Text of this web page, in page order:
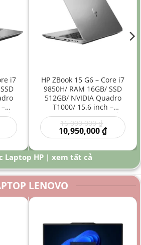
i7
Đồ
17,000,000 ₫.
₫.
HP ZBook 15 G6 – Core i7
9850H/ RAM 16GB/ SSD
512GB/ NVIDIA Quadro
T1000/ 15.6 inch –
Laptop Workstation Đồ
Họa Kỹ Thuật Hiệu Năng
Cao
16,000,000₫
gốc
là:
10,950,000₫Giá
hiện
là:
Laptop HP | xem tất cả
LENOVO